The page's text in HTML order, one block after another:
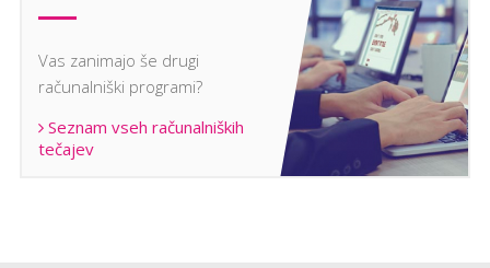
Vas zanimajo še drugi
računalniški programi?
Seznam vseh računalniških
tečajev